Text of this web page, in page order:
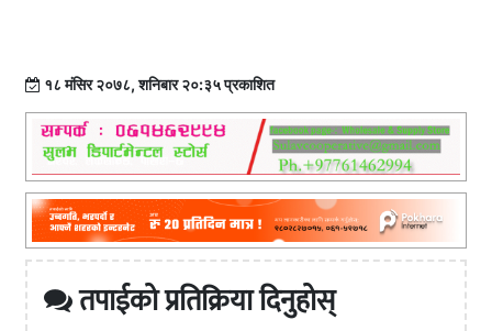
१८ मंसिर २०७८, शनिबार २०:३५ प्रकाशित
तपाईको प्रतिक्रिया दिनुहोस्